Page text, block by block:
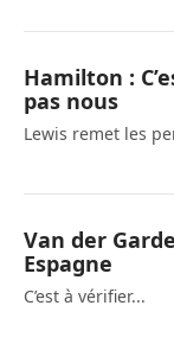
Hamilton :
pas nous
Lewis remet les
Van der
Espagne
C’est à vérifier...